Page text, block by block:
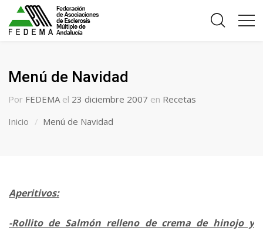
Menú de Navidad
Por FEDEMA el 23 diciembre 2007 en Recetas
Inicio
Menú de Navidad
Aperitivos:
-Rollito de Salmón relleno de crema de hinojo y